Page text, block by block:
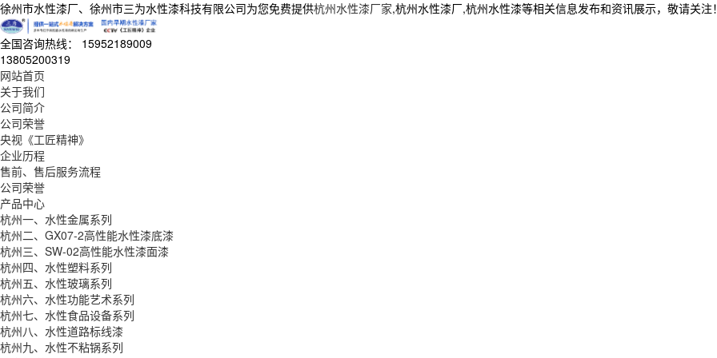
徐州市水性漆厂、徐州市三为水性漆科技有限公司为您免费提供杭州水性漆厂家,杭州水性漆厂,杭州水性漆等相关信息发布和资讯展示，敬请关注！
全国咨询热线： 15952189009
13805200319
网站首页
关于我们
公司简介
公司荣誉
央视《工匠精神》
企业历程
售前、售后服务流程
公司荣誉
产品中心
杭州一、水性金属系列
杭州二、GX07-2高性能水性漆底漆
杭州三、SW-02高性能水性漆面漆
杭州四、水性塑料系列
杭州五、水性玻璃系列
杭州六、水性功能艺术系列
杭州七、水性食品设备系列
杭州八、水性道路标线漆
杭州九、水性不粘锅系列